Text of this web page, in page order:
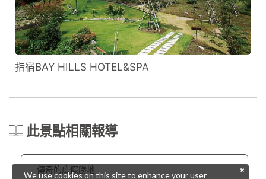
指宿BAY HILLS HOTEL&SPA
此景點相關報導
傳奇的度假勝地
We use cookies on this site to enhance your user